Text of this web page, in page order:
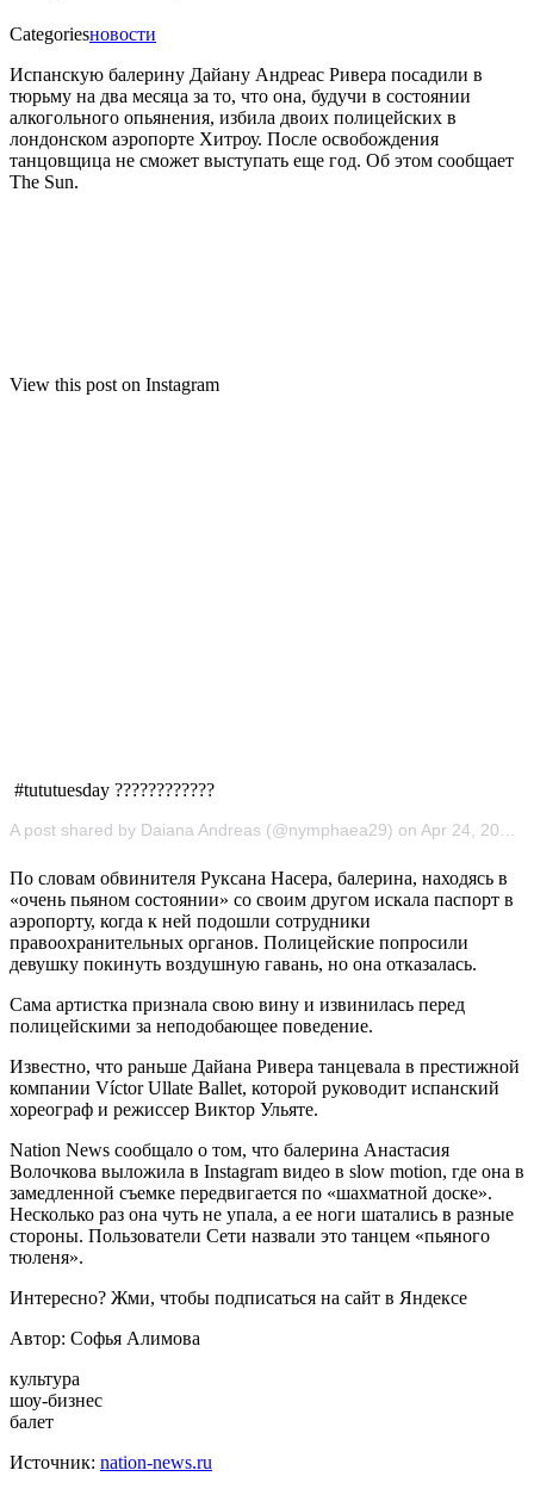
Categoriesновости
Испанскую балерину Дайану Андреас Ривера посадили в
тюрьму на два месяца за то, что она, будучи в состоянии
алкогольного опьянения, избила двоих полицейских в
лондонском аэропорте Хитроу. После освобождения
танцовщица не сможет выступать еще год. Об этом сообщает
The Sun.
View this post on Instagram
#tututuesday ????????????
По словам обвинителя Руксана Насера, балерина, находясь в
«очень пьяном состоянии» со своим другом искала паспорт в
аэропорту, когда к ней подошли сотрудники
правоохранительных органов. Полицейские попросили
девушку покинуть воздушную гавань, но она отказалась.
Сама артистка признала свою вину и извинилась перед
полицейскими за неподобающее поведение.
Известно, что раньше Дайана Ривера танцевала в престижной
компании Víctor Ullate Ballet, которой руководит испанский
хореограф и режиссер Виктор Ульяте.
Nation News сообщало о том, что балерина Анастасия
Волочкова выложила в Instagram видео в slow motion, где она в
замедленной съемке передвигается по «шахматной доске».
Несколько раз она чуть не упала, а ее ноги шатались в разные
стороны. Пользователи Сети назвали это танцем «пьяного
тюленя».
Интересно? Жми, чтобы подписаться на сайт в Яндексе
Автор: Софья Алимова
культура
шоу-бизнес
балет
Источник: nation-news.ru